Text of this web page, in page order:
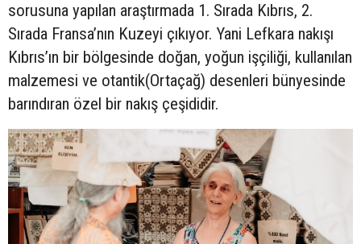
sorusuna yapılan araştırmada 1. Sırada Kıbrıs, 2.
Sırada Fransa’nın Kuzeyi çıkıyor. Yani Lefkara nakışı
Kıbrıs’ın bir bölgesinde doğan, yoğun işçiliği, kullanılan
malzemesi ve otantik(Ortaçağ) desenleri bünyesinde
barındıran özel bir nakış çeşididir.